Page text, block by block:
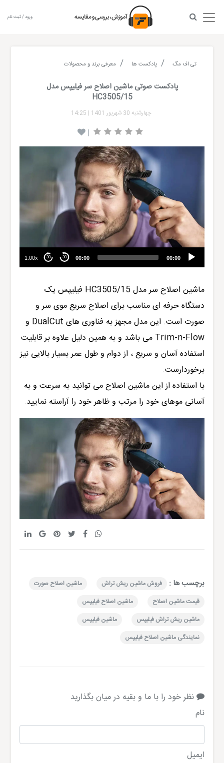
ورود / ثبت نام
تی اف مگ پادکست ها معرفی برند و محصولات
پادکست صوتی ماشین اصلاح سر فیلیپس مدل
HC3505/15
چهارشنبه 30 شهریور 1401 |
14:25
|
00:00
00:00
30
30
1.00x
ماشین اصلاحسر مدلHC3505/15 فیلیپسیک
دستگاه حرفه ای مناسب برای اصلاح سریع موی سر و
صورت است. این مدل مجهز به فناوری های DualCut و
Trim-n-Flow می باشد و به همین دلیل علاوه بر قابلیت
استفاده آسان و سریع ، از دوام و طول عمر بسیار بالایی نیز
برخوردارست.
با استفاده از این ماشین اصلاح می توانید به سرعت و به
آسانی موهای خود را مرتب و ظاهر خود را آراسته نمایید.
برچسب ها : فروش ماشین ریش تراش
ماشین اصلاح صورت
قیمت ماشین اصلاح
ماشین اصلاح فیلیپس
ماشین ریش تراش فیلیپس
ماشین فیلیپس
نمایندگی ماشین اصلاح فیلیپس
نظر خود را با ما و بقیه در میان بگذارید
نام
ایمیل